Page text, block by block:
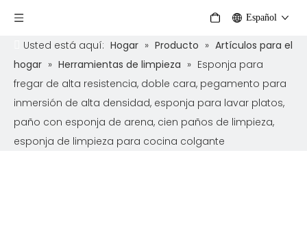
Español
Usted está aquí: Hogar » Producto » Artículos para el
hogar » Herramientas de limpieza » Esponja para
fregar de alta resistencia, doble cara, pegamento para
inmersión de alta densidad, esponja para lavar platos,
paño con esponja de arena, cien paños de limpieza,
esponja de limpieza para cocina colgante